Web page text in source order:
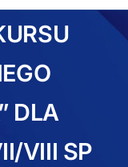
DLA
VIII SP